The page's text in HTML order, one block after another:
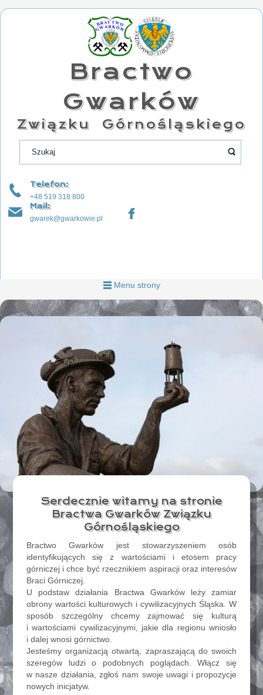
Bractwo
Gwarków
Związku Górnośląskiego
Telefon:
+48 519 318 800
Mail:
gwarek@gwarkowie.pl
Menu strony
Serdecznie witamy na stronie
Bractwa Gwarków Związku
Górnośląskiego
Bractwo Gwarków jest stowarzyszeniem osób
identyfikujących się z wartościami i etosem pracy
górniczej i chce być rzecznikiem aspiracji oraz interesów
Braci Górniczej.
U podstaw działania Bractwa Gwarków leży zamiar
obrony wartości kulturowych i cywilizacyjnych Śląska. W
sposób szczególny chcemy zajmować się kulturą
i wartościami cywilizacyjnymi, jakie dla regionu wniosło
i dalej wnosi górnictwo.
Jesteśmy organizacją otwartą, zapraszającą do swoich
szeregów ludzi o podobnych poglądach. Włącz się
w nasze działania, zgłoś nam swoje uwagi i propozycje
nowych inicjatyw.